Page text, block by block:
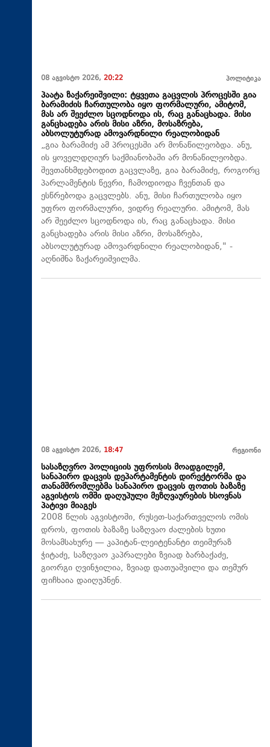
08 აგვისტო 2026, 20:22 პოლიტიკა
პაატა ზაქარეიშვილი: ტყვეთა გაცვლის პროცესში გია
ბარამიძის ჩართულობა იყო ფორმალური, ამიტომ,
მას არ შეეძლო სცოდნოდა ის, რაც განაცხადა. მისი
განცხადება არის მისი აზრი, მოსაზრება,
აბსოლუტურად ამოვარდნილი რეალობიდან
„გია ბარამიძე ამ პროცესში არ მონაწილეობდა. ანუ,
ის ყოველდღიურ საქმიანობაში არ მონაწილეობდა.
შევთანხმდებოდით გაცვლაზე, გია ბარამიძე, როგორც
პარლამენტის წევრი, ჩამოდიოდა ჩვენთან და
ესწრებოდა გაცვლებს. ანუ, მისი ჩართულობა იყო
უფრო ფორმალური, ვიდრე რეალური. ამიტომ, მას
არ შეეძლო სცოდნოდა ის, რაც განაცხადა. მისი
განცხადება არის მისი აზრი, მოსაზრება,
აბსოლუტურად ამოვარდნილი რეალობიდან," -
აღნიშნა ზაქარეიშვილმა.
08 აგვისტო 2026, 18:47 რეგიონი
სასაზღვრო პოლიციის უფროსის მოადგილემ,
სანაპირო დაცვის დეპარტამენტის დირექტორმა და
თანამშრომლებმა სანაპირო დაცვის ფოთის ბაზაზე
აგვისტოს ომში დაღუპული მეზღვაურების ხსოვნას
პატივი მიაგეს
2008 წლის აგვისტოში, რუსეთ-საქართველოს ომის
დროს, ფოთის ბაზაზე საზღვაო ძალების ხუთი
მოსამსახურე — კაპიტან-ლეიტენანტი თეიმურაზ
ჭიტაძე, საზღვაო კაპრალები ზვიად ბარბაქაძე,
გიორგი ღვინჯილია, ზვიად დათუაშვილი და თემურ
ფიჩხაია დაიღუპნენ.